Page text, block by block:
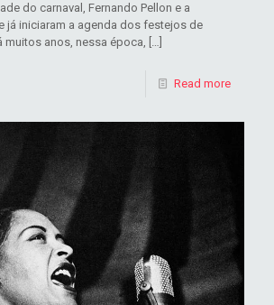
do carnaval, Fernando Pellon e a
já iniciaram a agenda dos festejos de
muitos anos, nessa época, […]
Read more